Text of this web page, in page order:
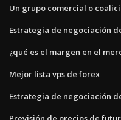
Un grupo comercial o
Estrategia de negociación
¿qué es el margen en el
Mejor lista vps de forex
Estrategia de negociación